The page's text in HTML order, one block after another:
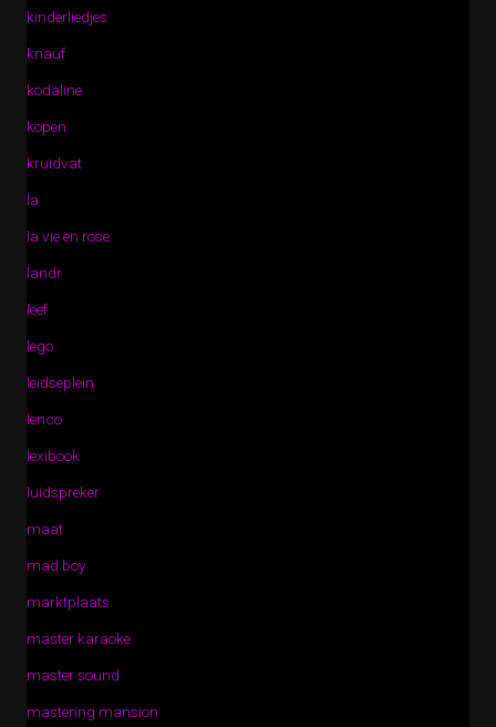
kinderliedjes
knauf
kodaline
kopen
kruidvat
la
la vie en rose
landr
leef
lego
leidseplein
lenco
lexibook
luidspreker
maat
mad boy
marktplaats
master karaoke
master sound
mastering mansion